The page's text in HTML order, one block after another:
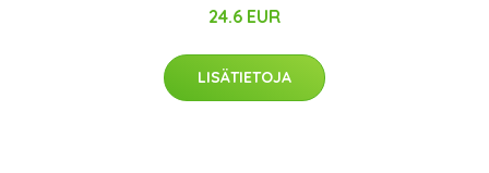
24.6 EUR
LISÄTIETOJA